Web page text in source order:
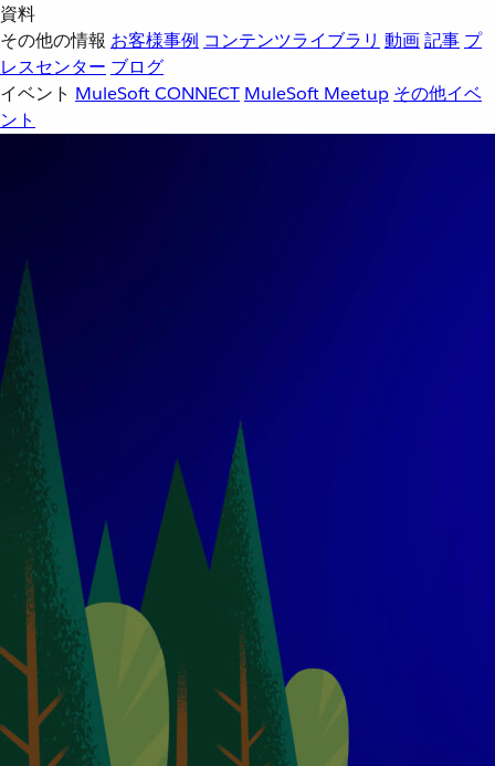
資料
その他の情報 お客様事例 コンテンツライブラリ 動画記事 プ
レスセンター ブログ
イベント MuleSoft CONNECT MuleSoft Meetup その他イベ
ント